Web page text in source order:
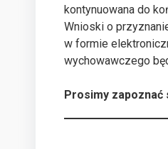
kontynuowana do
Wnioski o
w formie
wychowawczego
Prosimy